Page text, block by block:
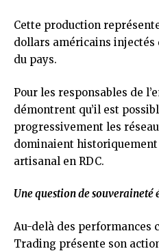
Cette production
dollars américains injectés
du pays.
Pour les responsables de
démontrent qu’il est
progressivement les
dominaient historiquement
artisanal en RDC.
Une question de souveraineté
Au-delà des performances
Trading présente son